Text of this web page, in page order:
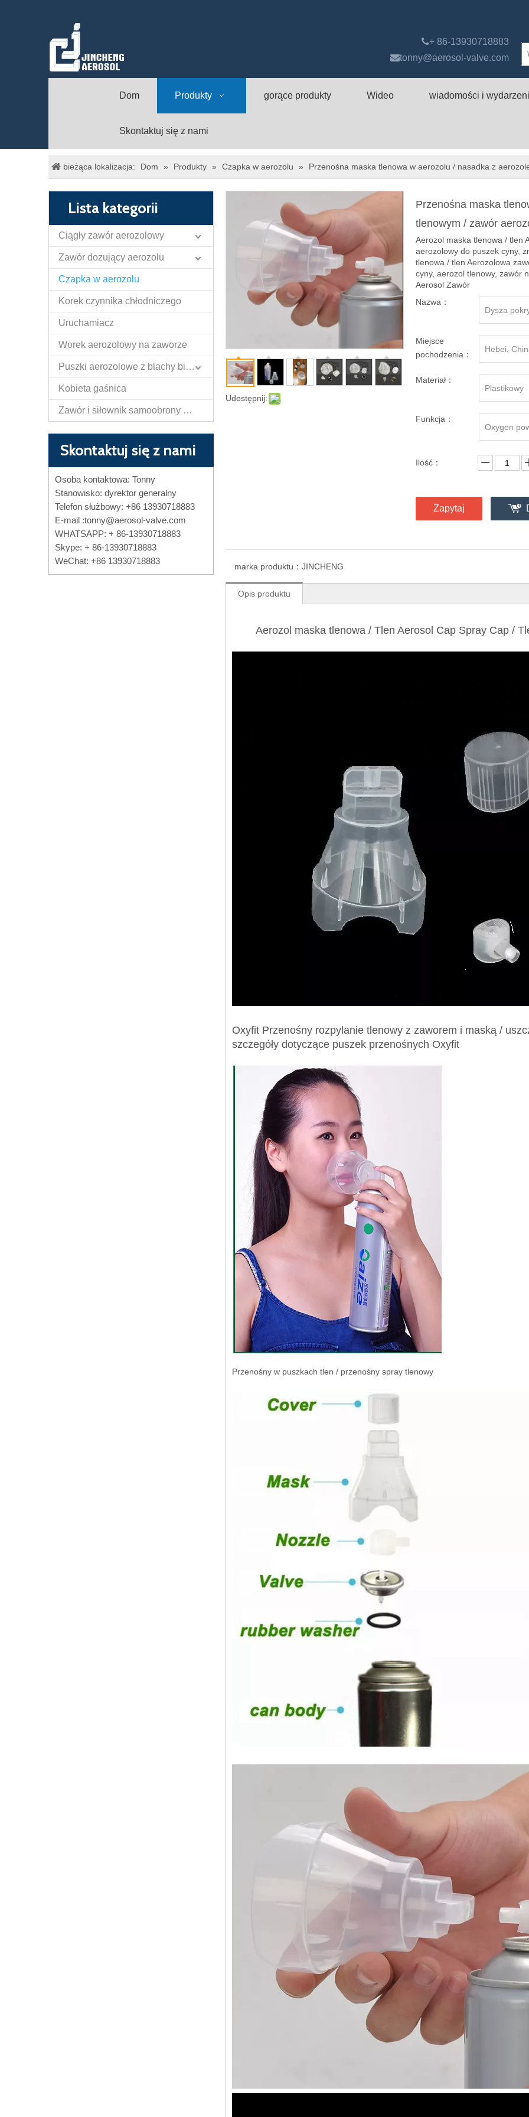
+ 86-13930718883
tonny@aerosol-valve.com
Dom Produkty gorące produkty Wideo wiadomości i
Skontaktuj się z nami
bieżąca lokalizacja: Dom » Produkty » Czapka w aerozolu » Przenośna maska ​​​​tlenowa w aerozolu / nasadka z
Lista kategorii
Ciągły zawór aerozolowy
Zawór dozujący aerozolu
Czapka w aerozolu
Korek czynnika chłodniczego
Uruchamiacz
Worek aerozolowy na zaworze
Puszki aerozolowe z blachy białej
Kobieta gaśnica
Zawór i siłownik samoobrony Papper Spray
Skontaktuj się z nami
Osoba kontaktowa: Tonny
Stanowisko: dyrektor generalny
Telefon służbowy: +86 13930718883
E-mail :tonny@aerosol-valve.com
WHATSAPP: + 86-13930718883
Skype: + 86-13930718883
WeChat: +86 13930718883
Udostępnij:
Przenośna maska
tlenowym / zawór
Aerozol maska ​​tlenowa / tlen
aerozolowy do puszek cyny,
tlenowa / tlen Aerozolowa
cyny, aerozol tlenowy, zawór
Aerosol Zawór
Nazwa：
Dysza
Miejsce
pochodzenia：
Hebei,
Materiał：
Plastikowy
Funkcja：
Oxygen
Ilość：
Zapytaj
marka produktu： JINCHENG
Opis produktu
Aerozol maska ​​tlenowa / Tlen Aerosol Cap Spray Cap /
Oxyfit Przenośny rozpylanie tlenowy z zaworem i maską /
szczegóły dotyczące puszek przenośnych Oxyfit
Przenośny w puszkach tlen / przenośny spray tlenowy